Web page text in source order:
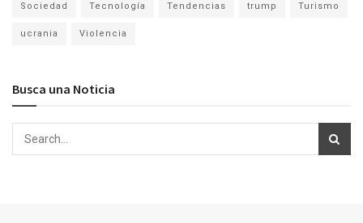
Sociedad Tecnología Tendencias trump Turismo
ucrania Violencia
Busca una Noticia